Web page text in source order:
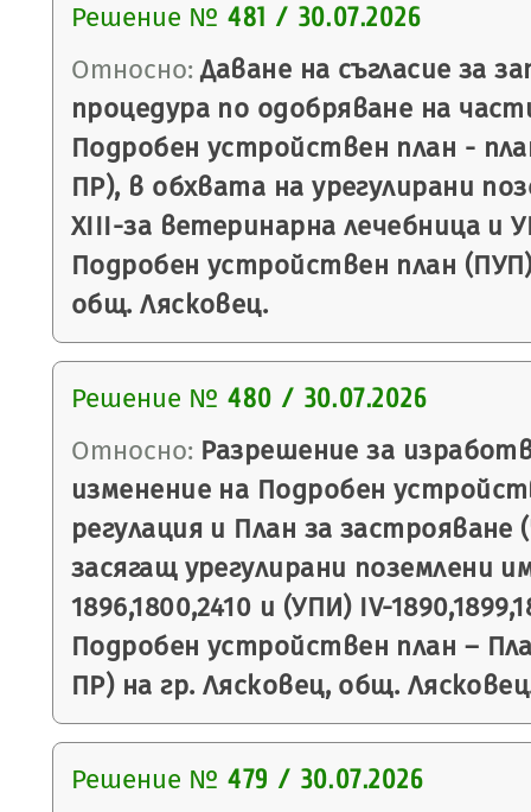
Решение № 481 / 30.07.2026
Относно: Даване на съгласие за
процедура по одобряване на
Подробен устройствен план -
ПР), в обхвата на урегулирани
ХIII-за ветеринарна лечебница и
Подробен устройствен план
общ. Лясковец.
Решение № 480 / 30.07.2026
Относно: Разрешение за
изменение на Подробен
регулация и План за
засягащ урегулирани поземлени
1896,1800,2410 и (УПИ) IV-
Подробен устройствен план –
ПР) на гр. Лясковец, общ.
Решение № 479 / 30.07.2026